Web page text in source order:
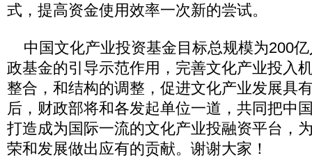
式，提高资金使用效率一次新的尝试。
中国文化产业投资基金目标总规模为200
政基金的引导示范作用，完善文化产业投入
整合，和结构的调整，促进文化产业发展具
后，财政部将和各发起单位一道，共同把中
打造成为国际一流的文化产业投融资平台，
荣和发展做出应有的贡献。谢谢大家！